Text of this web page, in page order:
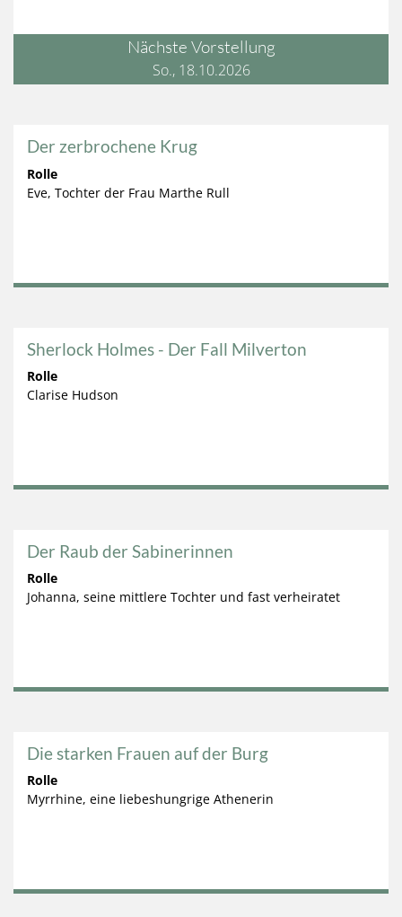
Nächste Vorstellung
So., 18.10.2026
Der zerbrochene Krug
Rolle
Eve, Tochter der Frau Marthe Rull
Sherlock Holmes - Der Fall Milverton
Rolle
Clarise Hudson
Der Raub der Sabinerinnen
Rolle
Johanna, seine mittlere Tochter und fast verheiratet
Die starken Frauen auf der Burg
Rolle
Myrrhine, eine liebeshungrige Athenerin